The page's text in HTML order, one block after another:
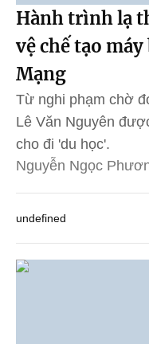
Hành trình lạ
vệ chế tạo
Mạng
Từ nghi phạm chờ
Lê Văn Nguyên
cho đi 'du học'.
Nguyễn Ngọc
undefined